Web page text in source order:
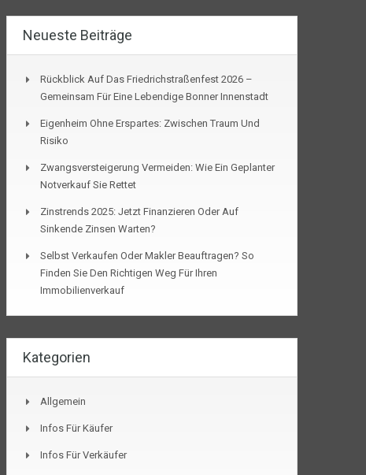
Neueste Beiträge
Rückblick Auf Das Friedrichstraßenfest 2026 –
Gemeinsam Für Eine Lebendige Bonner Innenstadt
Eigenheim Ohne Erspartes: Zwischen Traum Und
Risiko
Zwangsversteigerung Vermeiden: Wie Ein Geplanter
Notverkauf Sie Rettet
Zinstrends 2025: Jetzt Finanzieren Oder Auf
Sinkende Zinsen Warten?
Selbst Verkaufen Oder Makler Beauftragen? So
Finden Sie Den Richtigen Weg Für Ihren
Immobilienverkauf
Kategorien
Allgemein
Infos Für Käufer
Infos Für Verkäufer